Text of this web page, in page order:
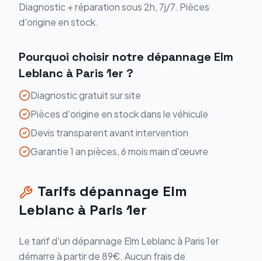
Diagnostic + réparation sous 2h, 7j/7. Pièces
d'origine en stock.
Pourquoi choisir notre dépannage Elm
Leblanc à Paris 1er ?
Diagnostic gratuit sur site
Pièces d'origine en stock dans le véhicule
Devis transparent avant intervention
Garantie 1 an pièces, 6 mois main d'œuvre
Tarifs dépannage Elm
Leblanc à Paris 1er
Le tarif d'undépannage Elm Leblancà Paris 1er
démarreà partir de 89€. Aucun frais de